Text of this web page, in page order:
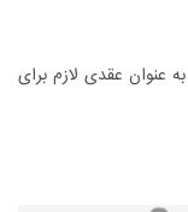
عنوان عقدی لازم برای